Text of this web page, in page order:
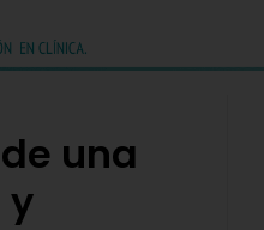
una
y